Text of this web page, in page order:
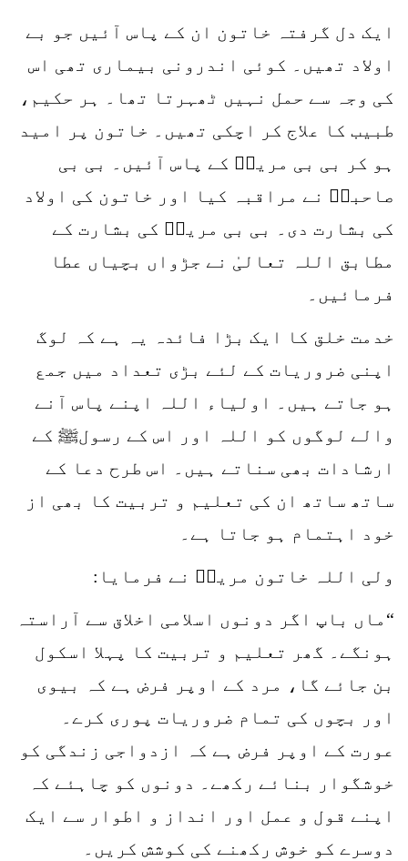
ایک دل گرفتہ خاتون ان کے پاس آئیں جو بے
اولاد تھیں۔ کوئی اندرونی بیماری تھی اس
کی وجہ سے حمل نہیں ٹھہرتا تھا۔ ہر حکیم،
طبیب کا علاج کر اچکی تھیں۔ خاتون پر امید
ہو کر بی بی مریمؒ کے پاس آئیں۔ بی بی
صاحبہؒ نے مراقبہ کیا اور خاتون کی اولاد
کی بشارت دی۔ بی بی مریمؒ کی بشارت کے
مطابق اللہ تعالیٰ نے جڑواں بچیاں عطا
فرمائیں۔
خدمت خلق کا ایک بڑا فائدہ یہ ہے کہ لوگ
اپنی ضروریات کے لئے بڑی تعداد میں جمع
ہو جاتے ہیں۔ اولیاء اللہ اپنے پاس آنے
والے لوگوں کو اللہ اور اس کے رسولﷺ کے
ارشادات بھی سناتے ہیں۔ اس طرح دعا کے
ساتھ ساتھ ان کی تعلیم و تربیت کا بھی از
خود اہتمام ہو جاتا ہے۔
ولی اللہ خاتون مریمؒ نے فرمایا:
“ماں باپ اگر دونوں اسلامی اخلاق سے آراستہ
ہونگے۔ گھر تعلیم و تربیت کا پہلا اسکول
بن جائے گا، مرد کے اوپر فرض ہے کہ بیوی
اور بچوں کی تمام ضروریات پوری کرے۔
عورت کے اوپر فرض ہے کہ ازدواجی زندگی کو
خوشگوار بنائے رکھے۔ دونوں کو چاہئے کہ
اپنے قول و عمل اور انداز و اطوار سے ایک
دوسرے کو خوش رکھنے کی کوشش کریں۔